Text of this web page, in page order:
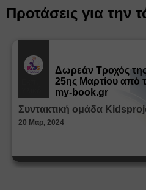
Προτάσεις για την
Δωρεάν Tροχός
25ης Μαρτίου από
my-book.gr
Συντακτική ομάδα
20 Μαρ, 2024